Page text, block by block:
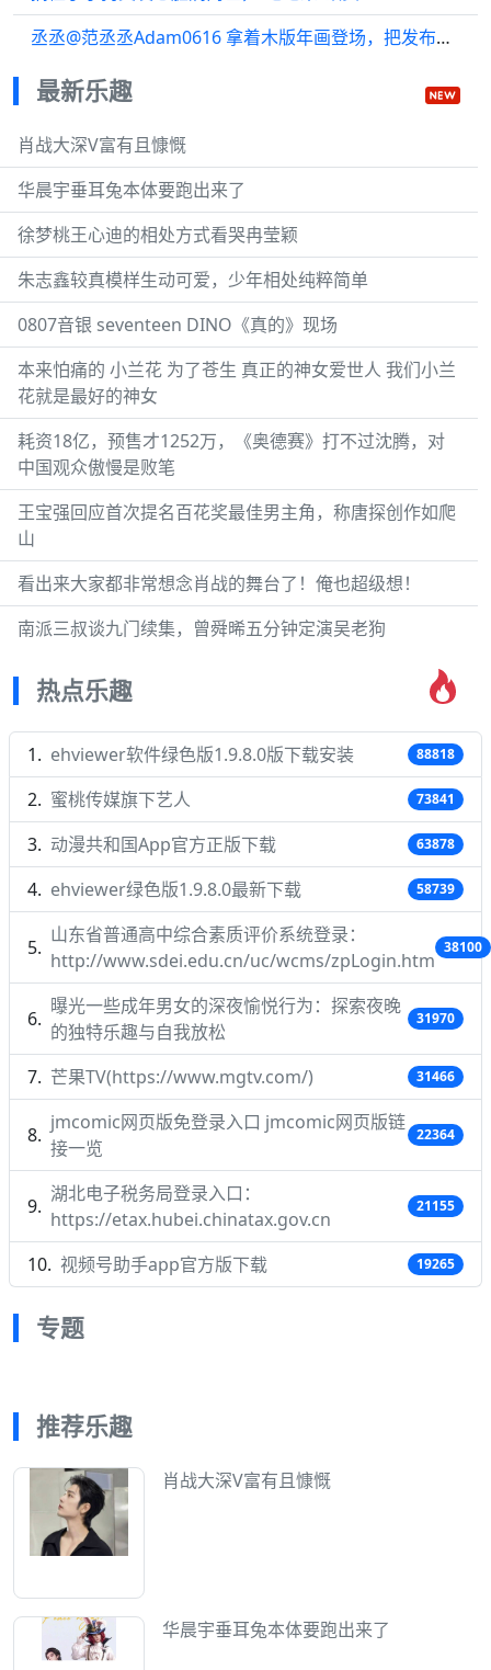
丞丞@范丞丞Adam0616 拿着木版年画登场，把发布会走成秀场…
最新乐趣
肖战大深V富有且慷慨
华晨宇垂耳兔本体要跑出来了
徐梦桃王心迪的相处方式看哭冉莹颖
朱志鑫较真模样生动可爱，少年相处纯粹简单
0807音银 seventeen DINO《真的》现场
本来怕痛的 小兰花 为了苍生 真正的神女爱世人 我们小兰
花就是最好的神女
‍耗资18亿，预售才1252万，《奥德赛》打不过沈腾，对
中国观众傲慢是败笔
王宝强回应首次提名百花奖最佳男主角，称唐探创作如爬
山
看出来大家都非常想念肖战的舞台了！俺也超级想！
南派三叔谈九门续集，曾舜晞五分钟定演吴老狗
热点乐趣
ehviewer软件绿色版1.9.8.0版下载安装 88818
蜜桃传媒旗下艺人 73841
动漫共和国App官方正版下载 63878
ehviewer绿色版1.9.8.0最新下载 58739
山东省普通高中综合素质评价系统登录：
http://www.sdei.edu.cn/uc/wcms/zpLogin.htm
38100
曝光一些成年男女的深夜愉悦行为：探索夜晚
的独特乐趣与自我放松
31970
芒果TV(https://www.mgtv.com/) 31466
jmcomic网页版免登录入口 jmcomic网页版链
接一览
22364
湖北电子税务局登录入口：
https://etax.hubei.chinatax.gov.cn
21155
视频号助手app官方版下载 19265
专题
推荐乐趣
肖战大深V富有且慷慨
华晨宇垂耳兔本体要跑出来了